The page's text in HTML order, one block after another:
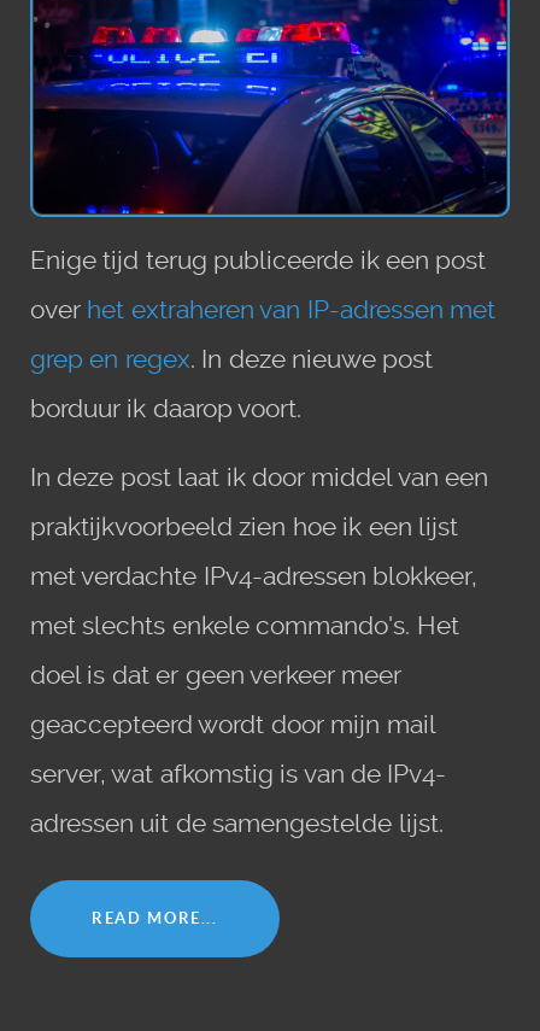
Enige tijd terug publiceerde ik een post
over het extraheren van IP-adressen met
grep en regex. In deze nieuwe post
borduur ik daarop voort.
In deze post laat ik door middel van een
praktijkvoorbeeld zien hoe ik een lijst
met verdachte IPv4-adressen blokkeer,
met slechts enkele commando's. Het
doel is dat er geen verkeer meer
geaccepteerd wordt door mijn mail
server, wat afkomstig is van de IPv4-
adressen uit de samengestelde lijst.
READ MORE...